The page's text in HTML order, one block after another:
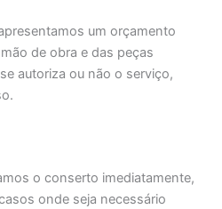
um orçamento
de obra e das peças
autoriza ou não o serviço,
o conserto imediatamente,
onde seja necessário